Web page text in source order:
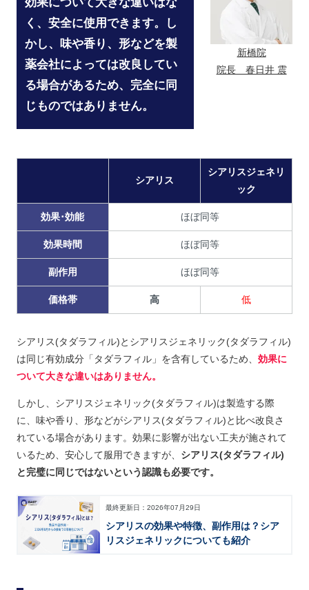
く、安全に使用できます。し
かし、味や香り、形などを製
薬会社によっては改良してい
る場合があるため、完全に同
じものではありません。
新橋院
院長 春日井 震
シアリス
シアリスジェネリ
ック
効果･効能 ほぼ同等
効果時間 ほぼ同等
副作用 ほぼ同等
価格帯 高 低
シアリス(タダラフィル)とシアリスジェネリック(タダラフィル)
は同じ有効成分「タダラフィル」を含有しているため、 効果に
ついて大きな違いはありません。
しかし、シアリスジェネリック(タダラフィル)は製造する際
に、味や香り、形などがシアリス(タダラフィル)と比べ改良さ
れている場合があります。効果に影響が出ない工夫が施されて
いるため、安心して服用できますが、 シアリス(タダラフィル)
と完璧に同じではないという認識も必要です。
最終更新日：2026年07月29日
シアリスの効果や特徴、副作用は？ シア
リスジェネリックについても紹介